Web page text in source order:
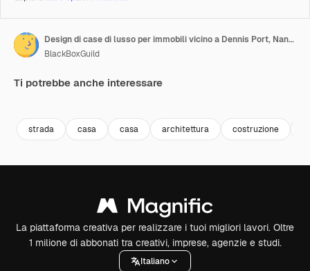
Design di case di lusso per immobili vicino a Dennis Port, Nantucket Sound, Massachusetts, USA
BlackBoxGuild
Ti potrebbe anche interessare
strada casa casa architettura costruzione
La piattaforma creativa per realizzare i tuoi migliori lavori. Oltre
1 milione di abbonati tra creativi, imprese, agenzie e studi.
Italiano